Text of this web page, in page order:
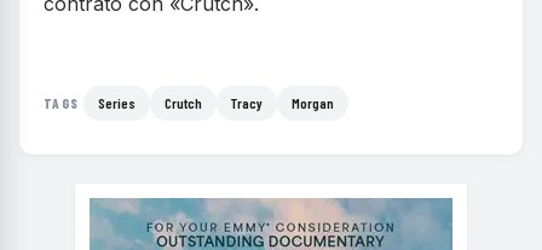
TAGS Series Crutch Tracy Morgan